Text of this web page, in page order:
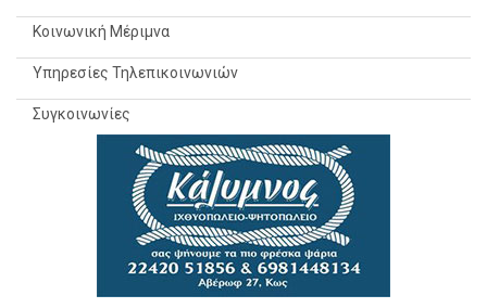
Κοινωνική Μέριμνα
Υπηρεσίες Τηλεπικοινωνιών
Συγκοινωνίες